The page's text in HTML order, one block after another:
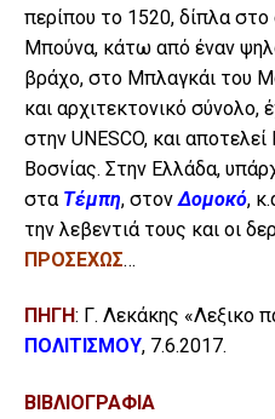
περίπου το 1520, δίπλα
Μπούνα, κάτω από έναν
βράχο, στο Μπλαγκάι του
και αρχιτεκτονικό σύνολο,
στην UNESCO, και
Βοσνίας. Στην Ελλάδα,
στα Τέμπη, στον Δομοκό,
την λεβεντιά τους και οι
ΠΡΟΣΕΧΩΣ…
ΠΗΓΗ: Γ. Λεκάκης «Λεξικο
ΠΟΛΙΤΙΣΜΟΥ, 7.6.2017.
ΒΙΒΛΙΟΓΡΑΦΙΑ